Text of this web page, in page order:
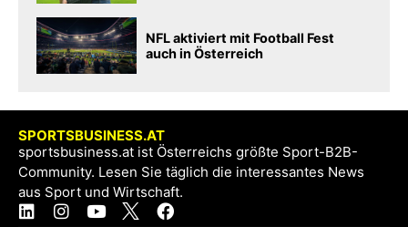
NFL aktiviert mit Football Fest
auch in Österreich
SPORTSBUSINESS.AT
sportsbusiness.at ist Österreichs größte Sport-B2B-
Community. Lesen Sie täglich die interessantes News
aus Sport und Wirtschaft.